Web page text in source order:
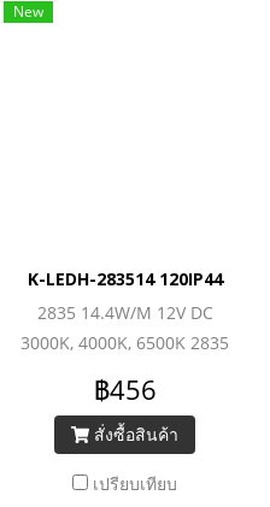
New
K-LEDH-283514 120IP44
2835 14.4W/M 12V DC
3000K, 4000K, 6500K 2835
Low-Power (120LEDs/M)
1680lm/M
฿456
สั่งซื้อสินค้า
เปรียบเทียบ